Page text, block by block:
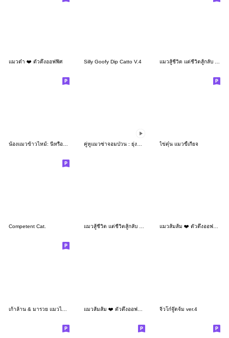
แมวดำ ❤️ ตัวตึงออฟฟิศ Silly Goofy Dip Catto V.4
ไข่ตุ๋น แมวขี้เกียจ
Competent Cat. แมวสู้ชีวิต แต่ชีวิตสู้กลับ : แมวด้วง 7 แมวส้มส้ม ❤️ ตัวตึงออฟฟิศ 5
จิ๋วโก๋จู๊ดจ้ม ver.4